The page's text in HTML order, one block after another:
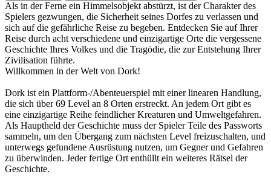
Als in der Ferne ein Himmelsobjekt abstürzt, ist der Charakter des
Spielers gezwungen, die Sicherheit seines Dorfes zu verlassen und
sich auf die gefährliche Reise zu begeben. Entdecken Sie auf Ihrer
Reise durch acht verschiedene und einzigartige Orte die vergessene
Geschichte Ihres Volkes und die Tragödie, die zur Entstehung Ihrer
Zivilisation führte.
Willkommen in der Welt von Dork!
Dork ist ein Plattform-/Abenteuerspiel mit einer linearen Handlung,
die sich über 69 Level an 8 Orten erstreckt. An jedem Ort gibt es
eine einzigartige Reihe feindlicher Kreaturen und Umweltgefahren.
Als Hauptheld der Geschichte muss der Spieler Teile des Passworts
sammeln, um den Übergang zum nächsten Level freizuschalten, und
unterwegs gefundene Ausrüstung nutzen, um Gegner und Gefahren
zu überwinden. Jeder fertige Ort enthüllt ein weiteres Rätsel der
Geschichte.